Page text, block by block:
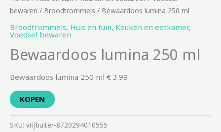
bewaren / Broodtrommels / Bewaardoos lumina 250 ml
Broodtrommels, Huis en tuin, Keuken en eetkamer,
Voedsel bewaren
Bewaardoos lumina 250 ml
Bewaardoos lumina 250 ml € 3.99
KOPEN
SKU: vrijbuiter-8720294010555